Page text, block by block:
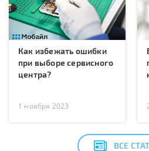
Как избежать ошибки
при выборе сервисного
центра?
1 ноября 2023
ВСЕ